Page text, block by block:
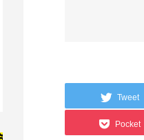
Tweet
Pocket